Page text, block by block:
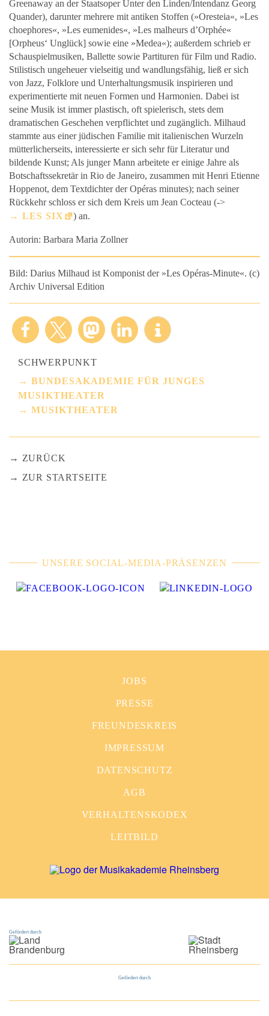
Greenaway an der Staatsoper Unter den Linden/Intendanz Georg
Quander), darunter mehrere mit antiken Stoffen (»Oresteia«, »Les
choephores«, »Les eumenides«, »Les malheurs d’Orphée«
[Orpheus‘ Unglück] sowie eine »Medea«); außerdem schrieb er
Schauspielmusiken, Ballette sowie Partituren für Film und Radio.
Stilistisch ungeheuer vielseitig und wandlungsfähig, ließ er sich
von Jazz, Folklore und Unterhaltungsmusik inspirieren und
experimentierte mit neuen Formen und Harmonien. Dabei ist
seine Musik ist immer plastisch, oft spielerisch, stets dem
dramatischen Geschehen verpflichtet und zugänglich. Milhaud
stammte aus einer jüdischen Familie mit italienischen Wurzeln
mütterlicherseits, interessierte er sich sehr für Literatur und
bildende Kunst; Als junger Mann arbeitete er einige Jahre als
Botschaftssekretär in Rio de Janeiro, zusammen mit Henri Etienne
Hoppenot, dem Textdichter der Opéras minutes); nach seiner
Rückkehr schloss er sich dem Kreis um Jean Cocteau (->
LES SIX
) an.
Autorin: Barbara Maria Zollner
Bild: Darius Milhaud ist Komponist der »Les Opéras-Minute«. (c)
Archiv Universal Edition
SCHWERPUNKT
BUNDESAKADEMIE FÜR JUNGES
MUSIKTHEATER
MUSIKTHEATER
ZURÜCK
ZUR STARTSEITE
UNSERE SOCIAL-MEDIA-PRÄSENZEN
JOBS
PRESSE
FREUNDESKREIS
IMPRESSUM
DATENSCHUTZ
AGB
VERHALTENSKODEX
LEITBILD
Gefördert durch
Gefördert durch